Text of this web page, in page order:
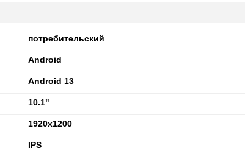
потребительский
Android
Android 13
10.1"
1920x1200
IPS